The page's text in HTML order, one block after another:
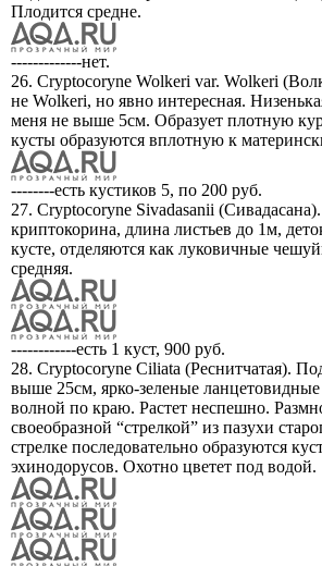
Плодится средне.
-------------нет.
26. Cryptocoryne Wolkeri var. Wolkeri
не Wolkeri, но явно интересная.
меня не выше 5см. Образует плотную
кусты образуются вплотную к
--------есть кустиков 5, по 200 руб.
27. Cryptocoryne Sivadasanii
криптокорина, длина листьев до 1м,
кусте, отделяются как луковичные
средняя.
------------есть 1 куст, 900 руб.
28. Cryptocoryne Ciliata (Реснитчатая).
выше 25см, ярко-зеленые ланцетовидные
волной по краю. Растет неспешно.
своеобразной “стрелкой” из пазухи
стрелке последовательно образуются
эхинодорусов. Охотно цветет под водой.